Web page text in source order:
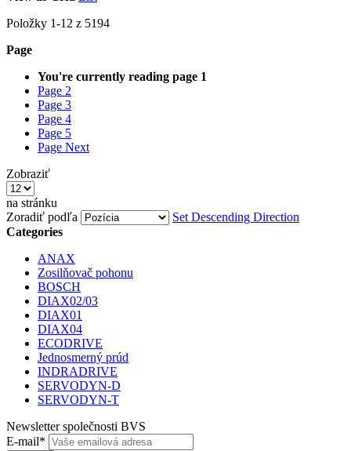
Položky 1-12 z 5194
Page
You're currently reading page 1
Page 2
Page 3
Page 4
Page 5
Page Next
Zobraziť
na stránku
Zoradiť podľa
Set Descending Direction
Categories
ANAX
Zosilňovač pohonu
BOSCH
DIAX02/03
DIAX01
DIAX04
ECODRIVE
Jednosmerný prúd
INDRADRIVE
SERVODYN-D
SERVODYN-T
Newsletter společnosti BVS
E-mail*